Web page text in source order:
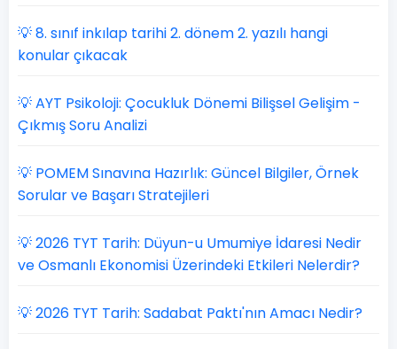
💡 8. sınıf inkılap tarihi 2. dönem 2. yazılı hangi
konular çıkacak
💡 AYT Psikoloji: Çocukluk Dönemi Bilişsel Gelişim -
Çıkmış Soru Analizi
💡 POMEM Sınavına Hazırlık: Güncel Bilgiler, Örnek
Sorular ve Başarı Stratejileri
💡 2026 TYT Tarih: Düyun-u Umumiye İdaresi Nedir
ve Osmanlı Ekonomisi Üzerindeki Etkileri Nelerdir?
💡 2026 TYT Tarih: Sadabat Paktı'nın Amacı Nedir?